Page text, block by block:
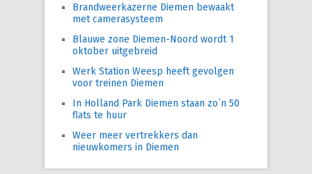
Brandweerkazerne Diemen bewaakt
met camerasysteem
Blauwe zone Diemen-Noord wordt 1
oktober uitgebreid
Werk Station Weesp heeft gevolgen
voor treinen Diemen
In Holland Park Diemen staan zo´n 50
flats te huur
Weer meer vertrekkers dan
nieuwkomers in Diemen